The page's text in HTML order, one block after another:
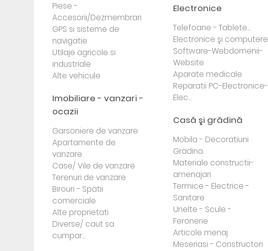
Piese -
Accesorii/Dezmembrari
GPS si sisteme de
navigatie
Utilaje agricole si
industriale
Alte vehicule
Imobiliare - vanzari -
ocazii
Garsoniere de vanzare
Apartamente de
vanzare
Case/ Vile de vanzare
Terenuri de vanzare
Birouri - Spatii
comerciale
Alte proprietati
Diverse/ caut sa
cumpar...
Electronice
Telefoane - Tablete...
Electronice şi computere
Software-Webdomenii-
Website
Aparate medicale
Reparatii PC-Electronice-
Elec...
Casă şi grădină
Mobila - Decoratiuni
Gradina
Materiale constructii-
amenajari
Termice - Electrice -
Sanitare
Unelte - Scule -
Feronerie
Articole menaj
Meseriasi - Constructori